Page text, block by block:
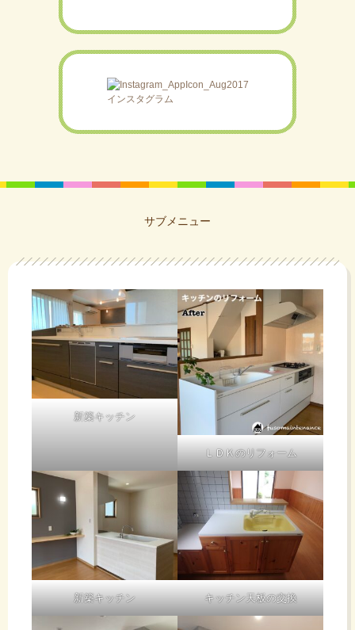
インスタグラム
サブメニュー
新築キッチン
ＬＤＫのリフォーム
新築キッチン キッチン天板の交換